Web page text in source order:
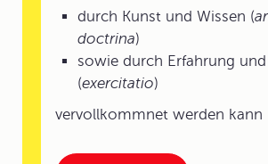
durch Kunst und Wissen (
doctrina)
sowie durch Erfahrung
(exercitatio)
vervollkommnet werden kann